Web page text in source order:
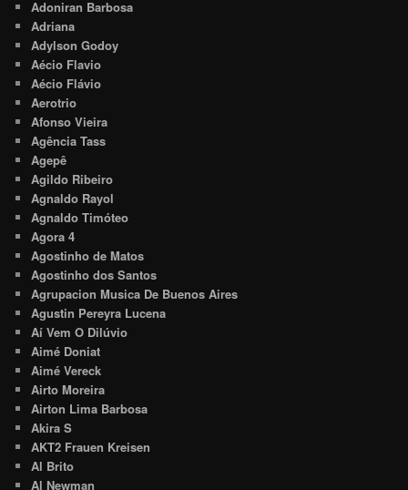
Adoniran Barbosa
Adriana
Adylson Godoy
Aécio Flavio
Aécio Flávio
Aerotrio
Afonso Vieira
Agência Tass
Agepê
Agildo Ribeiro
Agnaldo Rayol
Agnaldo Timóteo
Agora 4
Agostinho de Matos
Agostinho dos Santos
Agrupacion Musica De Buenos Aires
Agustin Pereyra Lucena
Aí Vem O Dilúvio
Aimé Doniat
Aimé Vereck
Airto Moreira
Airton Lima Barbosa
Akira S
AKT2 Frauen Kreisen
Al Brito
Al Newman